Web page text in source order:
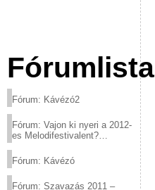
Fórumlista
Fórum: Kávézó2
Fórum: Vajon ki nyeri a 2012-
es Melodifestivalent?
Fórum: Kávézó
Fórum: Szavazás 2011 –